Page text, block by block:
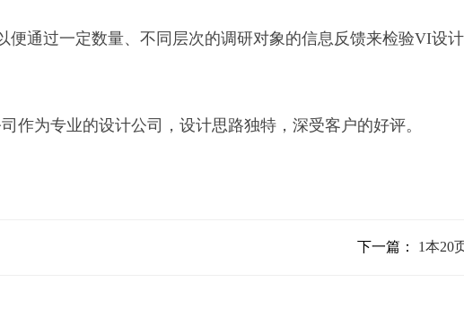
通过一定数量、不同层次的调研对象的信息反馈来检验VI设计
为专业的设计公司，设计思路独特，深受客户的好评。
下一篇： 1本20